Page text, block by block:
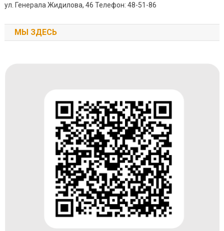
ул. Генерала Жидилова, 46 Телефон: 48-51-86
МЫ ЗДЕСЬ